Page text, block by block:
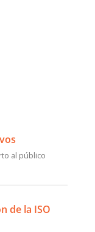
al público
de la ISO